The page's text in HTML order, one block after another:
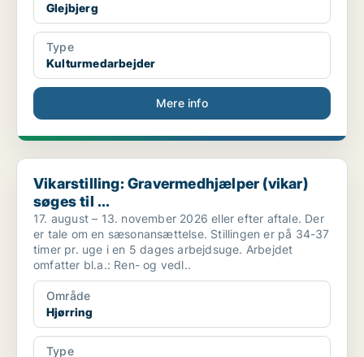
Glejbjerg
Type
Kulturmedarbejder
Mere info
Vikarstilling: Gravermedhjælper (vikar) søges til ...
Vikarstilling: Gravermedhjælper (vikar)
søges til ...
17. august – 13. november 2026 eller efter aftale. Der
er tale om en sæsonansættelse. Stillingen er på 34-37
timer pr. uge i en 5 dages arbejdsuge. Arbejdet
omfatter bl.a.: Ren- og vedl..
Område
Hjørring
Type